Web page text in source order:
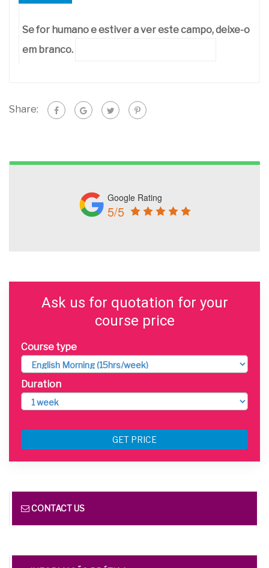
Se for humano e estiver a ver este campo, deixe-o
em branco.
Share:
Google Rating
5/5
Ask us for quotation for your
course price
Course type
Duration
GET PRICE
CONTACT US